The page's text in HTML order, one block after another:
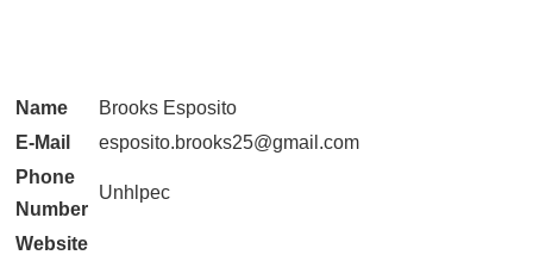
Name
Brooks Esposito
E-Mail
esposito.brooks25@gmail.com
Phone
Number
Unhlpec
Website